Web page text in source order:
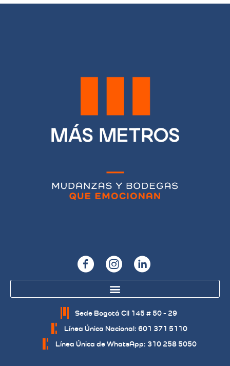
Sede Bogotá Cll 145 # 50 - 29
Línea Única Nacional: 601 371 5110
Línea Única de WhatsApp: 310 258 5050